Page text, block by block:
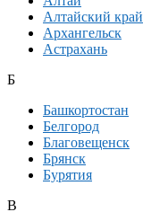
Алтайский край
Архангельск
Астрахань
Б
Башкортостан
Белгород
Благовещенск
Брянск
Бурятия
В